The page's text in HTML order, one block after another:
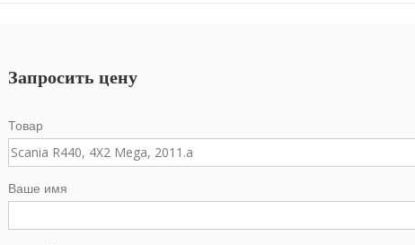
Запросить цену
Товар
Ваше имя